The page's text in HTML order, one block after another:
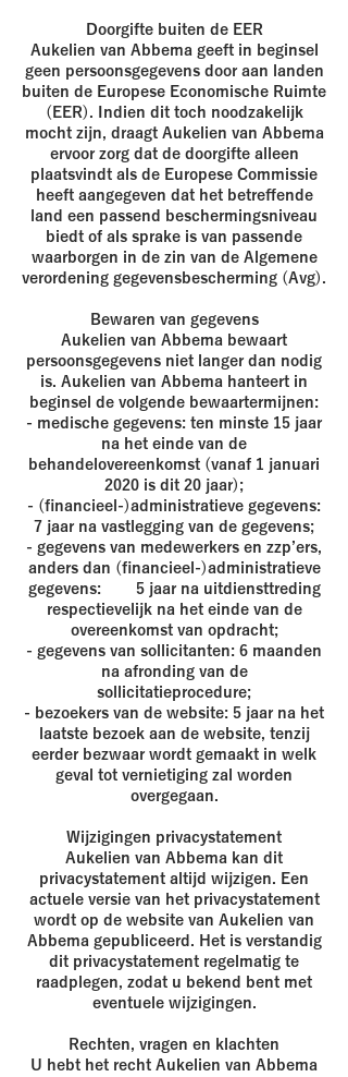
Doorgifte buiten de EER
Aukelien van Abbema geeft in beginsel
geen persoonsgegevens door aan landen
buiten de Europese Economische Ruimte
(EER). Indien dit toch noodzakelijk
mocht zijn, draagt Aukelien van Abbema
ervoor zorg dat de doorgifte alleen
plaatsvindt als de Europese Commissie
heeft aangegeven dat het betreffende
land een passend beschermingsniveau
biedt of als sprake is van passende
waarborgen in de zin van de Algemene
verordening gegevensbescherming (Avg).
Bewaren van gegevens
Aukelien van Abbema bewaart
persoonsgegevens niet langer dan nodig
is. Aukelien van Abbema hanteert in
beginsel de volgende bewaartermijnen:
- medische gegevens: ten minste 15 jaar
na het einde van de
behandelovereenkomst (vanaf 1 januari
2020 is dit 20 jaar);
- (financieel-)administratieve gegevens:
7 jaar na vastlegging van de gegevens;
- gegevens van medewerkers en zzp’ers,
anders dan (financieel-)administratieve
gegevens: 5 jaar na uitdiensttreding
respectievelijk na het einde van de
overeenkomst van opdracht;
- gegevens van sollicitanten: 6 maanden
na afronding van de
sollicitatieprocedure;
- bezoekers van de website: 5 jaar na het
laatste bezoek aan de website, tenzij
eerder bezwaar wordt gemaakt in welk
geval tot vernietiging zal worden
overgegaan.
Wijzigingen privacystatement
Aukelien van Abbema kan dit
privacystatement altijd wijzigen. Een
actuele versie van het privacystatement
wordt op de website van Aukelien van
Abbema gepubliceerd. Het is verstandig
dit privacystatement regelmatig te
raadplegen, zodat u bekend bent met
eventuele wijzigingen.
Rechten, vragen en klachten
U hebt het recht Aukelien van Abbema